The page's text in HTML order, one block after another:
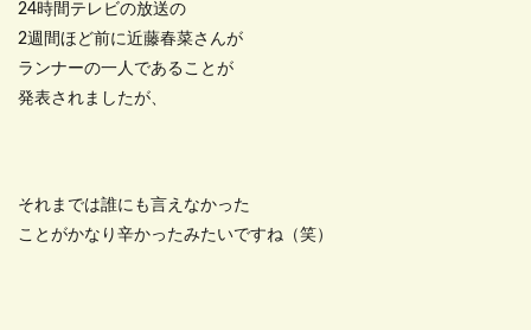
24時間テレビの放送の
2週間ほど前に近藤春菜さんが
ランナーの一人であることが
発表されましたが、
それまでは誰にも言えなかった
ことがかなり辛かったみたいですね（笑）